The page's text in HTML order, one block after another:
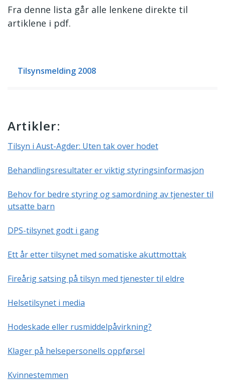
Fra denne lista går alle lenkene direkte til
artiklene i pdf.
Tilsynsmelding 2008
Artikler:
Tilsyn i Aust-Agder: Uten tak over hodet
Behandlingsresultater er viktig styringsinformasjon
Behov for bedre styring og samordning av tjenester til
utsatte barn
DPS-tilsynet godt i gang
Ett år etter tilsynet med somatiske akuttmottak
Fireårig satsing på tilsyn med tjenester til eldre
Helsetilsynet i media
Hodeskade eller rusmiddelpåvirkning?
Klager på helsepersonells oppførsel
Kvinnestemmen